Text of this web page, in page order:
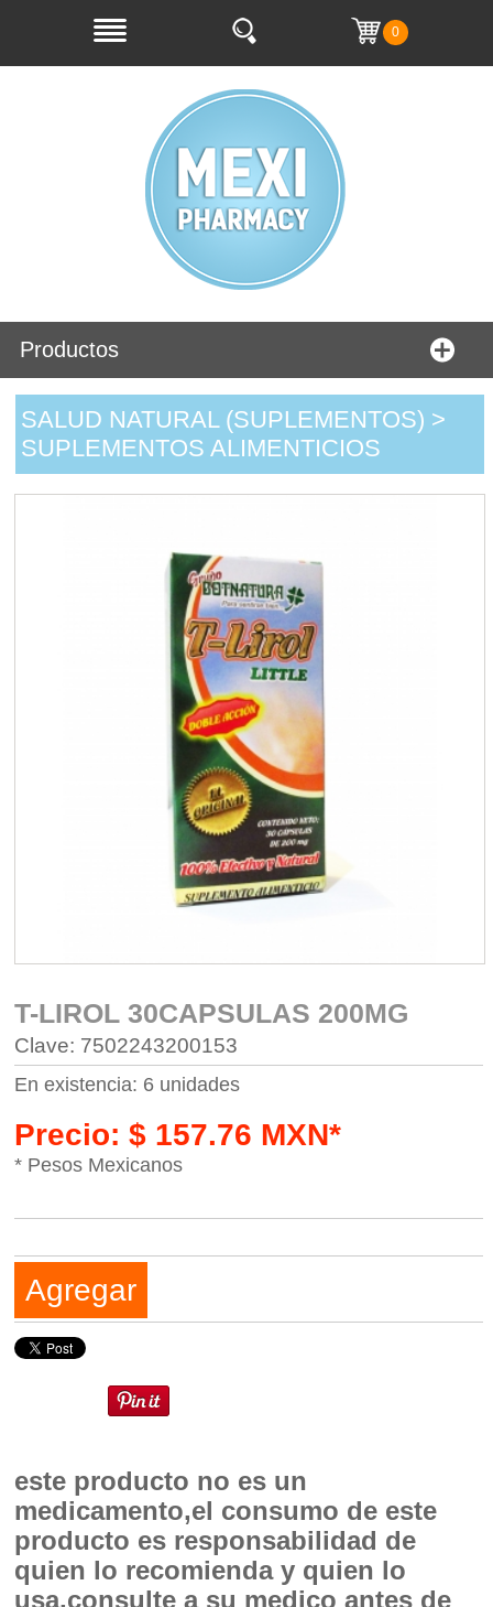
0
Productos
SALUD NATURAL (SUPLEMENTOS) >
SUPLEMENTOS ALIMENTICIOS
T-LIROL 30CAPSULAS 200MG
Clave: 7502243200153
En existencia: 6 unidades
Precio: $ 157.76 MXN*
* Pesos Mexicanos
Agregar
este producto no es un
medicamento,el consumo de este
producto es responsabilidad de
quien lo recomienda y quien lo
usa,consulte a su medico antes de